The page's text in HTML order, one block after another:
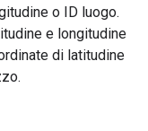
o ID luogo.
e longitudine
di latitudine